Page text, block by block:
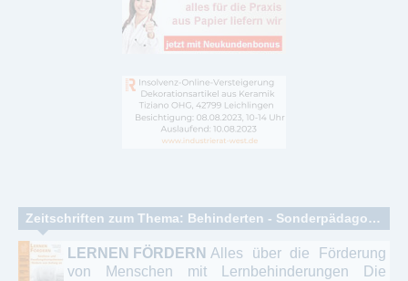
Zeitschriften zum Thema: Behinderten - Sonderpädagogik - Heilpädagogik - Rehabilitation
LERNEN FÖRDERN Alles über die Förderung
von Menschen mit Lernbehinderungen Die